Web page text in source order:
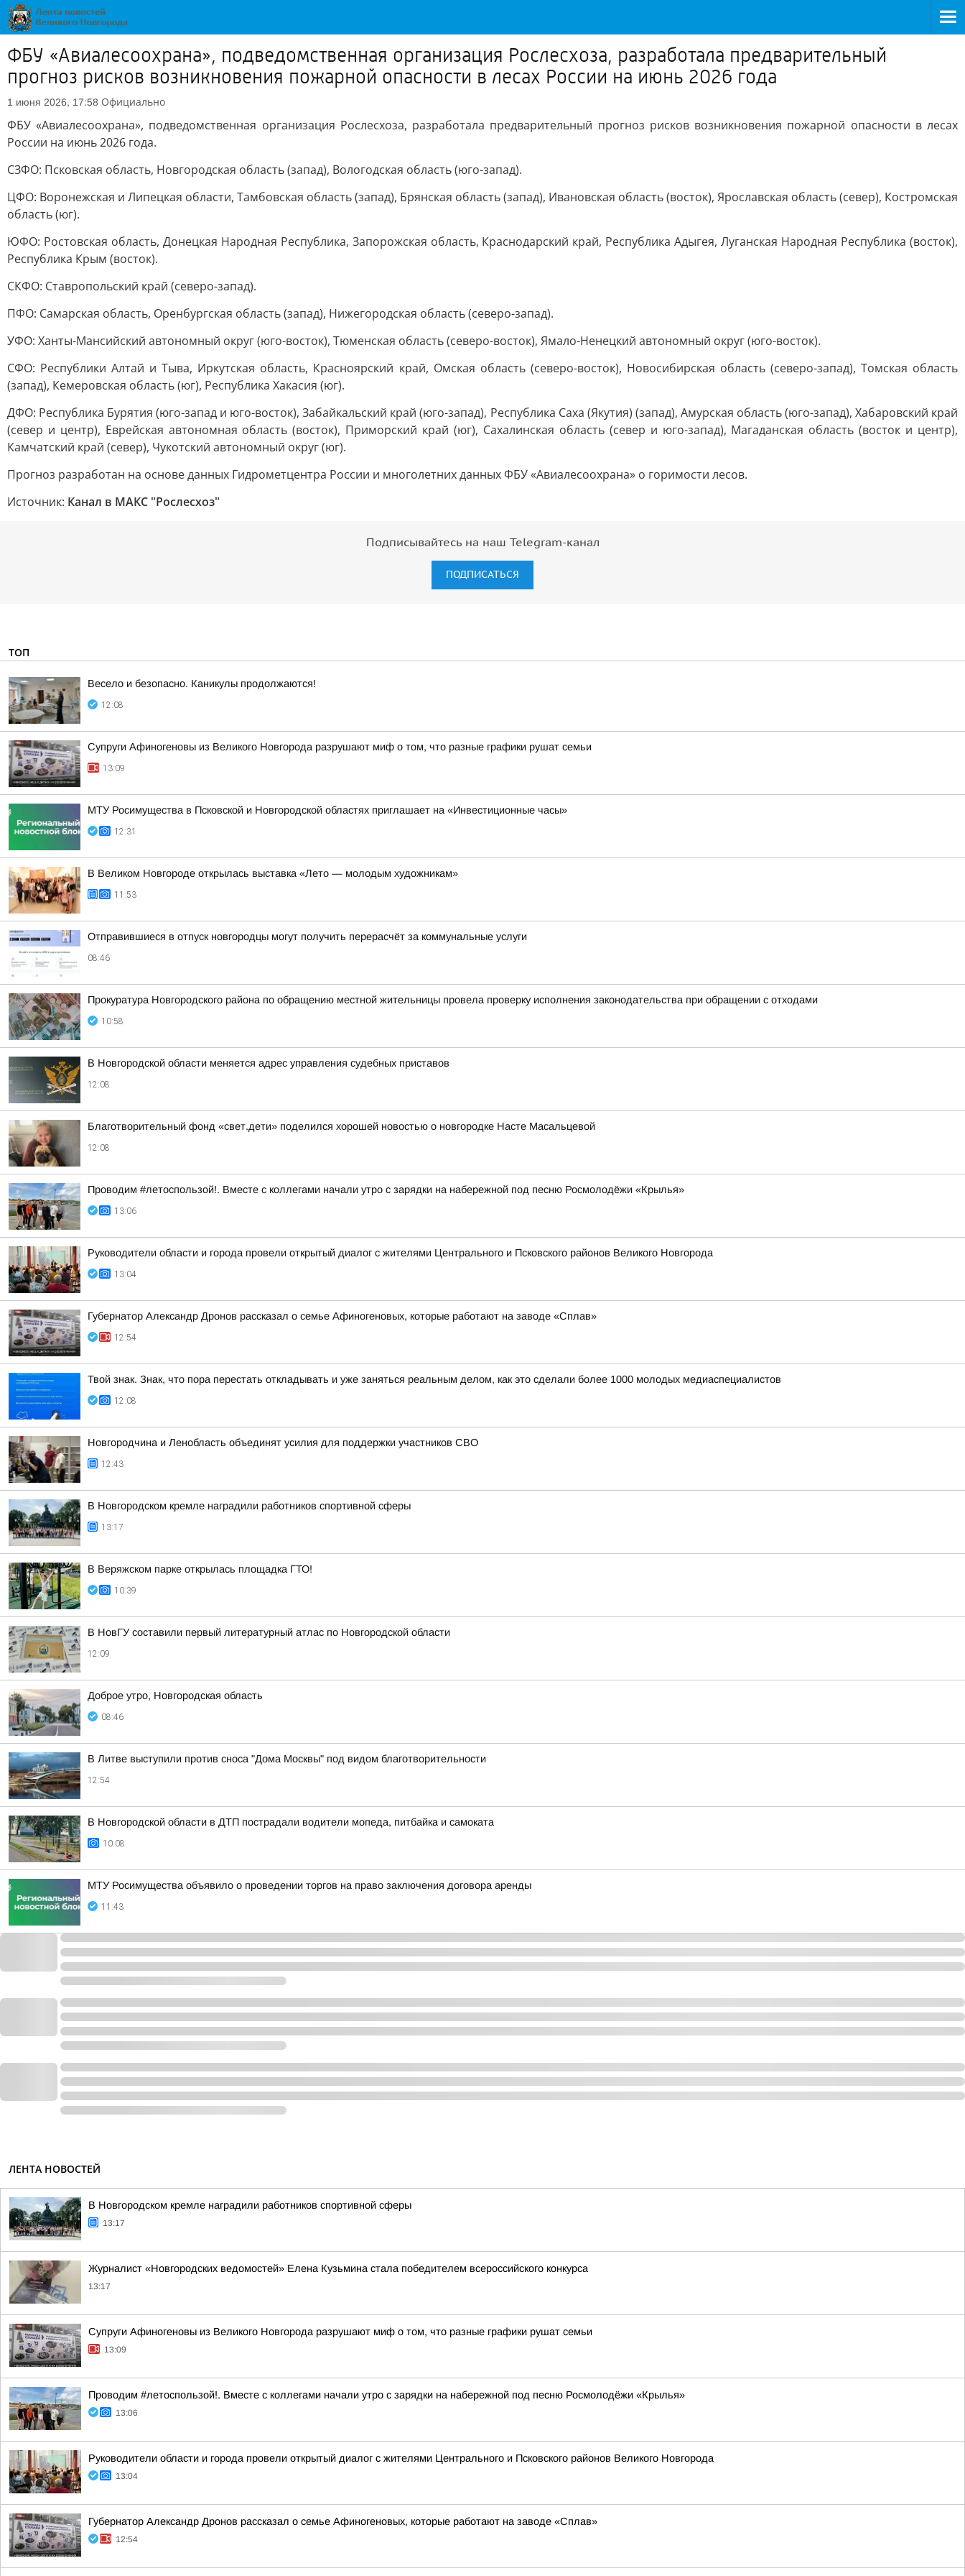
ФБУ «Авиалесоохрана», подведомственная организация Рослесхоза, разработала предварительный
прогноз рисков возникновения пожарной опасности в лесах России на июнь 2026 года
1 июня 2026, 17:58 Официально
ФБУ «Авиалесоохрана», подведомственная организация Рослесхоза, разработала предварительный прогноз рисков возникновения пожарной опасности в лесах
России на июнь 2026 года.
СЗФО: Псковская область, Новгородская область (запад), Вологодская область (юго-запад).
ЦФО: Воронежская и Липецкая области, Тамбовская область (запад), Брянская область (запад), Ивановская область (восток), Ярославская область (север), Костромская
область (юг).
ЮФО: Ростовская область, Донецкая Народная Республика, Запорожская область, Краснодарский край, Республика Адыгея, Луганская Народная Республика (восток),
Республика Крым (восток).
СКФО: Ставропольский край (северо-запад).
ПФО: Самарская область, Оренбургская область (запад), Нижегородская область (северо-запад).
УФО: Ханты-Мансийский автономный округ (юго-восток), Тюменская область (северо-восток), Ямало-Ненецкий автономный округ (юго-восток).
СФО: Республики Алтай и Тыва, Иркутская область, Красноярский край, Омская область (северо-восток), Новосибирская область (северо-запад), Томская область
(запад), Кемеровская область (юг), Республика Хакасия (юг).
ДФО: Республика Бурятия (юго-запад и юго-восток), Забайкальский край (юго-запад), Республика Саха (Якутия) (запад), Амурская область (юго-запад), Хабаровский край
(север и центр), Еврейская автономная область (восток), Приморский край (юг), Сахалинская область (север и юго-запад), Магаданская область (восток и центр),
Камчатский край (север), Чукотский автономный округ (юг).
Прогноз разработан на основе данных Гидрометцентра России и многолетних данных ФБУ «Авиалесоохрана» о горимости лесов.
Источник: Канал в МАКС "Рослесхоз"
Подписывайтесь на наш Telegram-канал
ПОДПИСАТЬСЯ
ТОП
Весело и безопасно. Каникулы продолжаются!
12:08
Супруги Афиногеновы из Великого Новгорода разрушают миф о том, что разные графики рушат семьи
13:09
МТУ Росимущества в Псковской и Новгородской областях приглашает на «Инвестиционные часы»
12:31
В Великом Новгороде открылась выставка «Лето — молодым художникам»
11:53
Отправившиеся в отпуск новгородцы могут получить перерасчёт за коммунальные услуги
08:46
Прокуратура Новгородского района по обращению местной жительницы провела проверку исполнения законодательства при обращении с отходами
10:58
В Новгородской области меняется адрес управления судебных приставов
12:08
Благотворительный фонд «свет.дети» поделился хорошей новостью о новгородке Насте Масальцевой
12:08
Проводим #летоспользой!. Вместе с коллегами начали утро с зарядки на набережной под песню Росмолодёжи «Крылья»
13:06
Руководители области и города провели открытый диалог с жителями Центрального и Псковского районов Великого Новгорода
13:04
Губернатор Александр Дронов рассказал о семье Афиногеновых, которые работают на заводе «Сплав»
12:54
Твой знак. Знак, что пора перестать откладывать и уже заняться реальным делом, как это сделали более 1000 молодых медиаспециалистов
12:08
Новгородчина и Ленобласть объединят усилия для поддержки участников СВО
12:43
В Новгородском кремле наградили работников спортивной сферы
13:17
В Веряжском парке открылась площадка ГТО!
10:39
В НовГУ составили первый литературный атлас по Новгородской области
12:09
Доброе утро, Новгородская область
08:46
В Литве выступили против сноса "Дома Москвы" под видом благотворительности
12:54
В Новгородской области в ДТП пострадали водители мопеда, питбайка и самоката
10:08
МТУ Росимущества объявило о проведении торгов на право заключения договора аренды
11:43
ЛЕНТА НОВОСТЕЙ
В Новгородском кремле наградили работников спортивной сферы
13:17
Журналист «Новгородских ведомостей» Елена Кузьмина стала победителем всероссийского конкурса
13:17
Супруги Афиногеновы из Великого Новгорода разрушают миф о том, что разные графики рушат семьи
13:09
Проводим #летоспользой!. Вместе с коллегами начали утро с зарядки на набережной под песню Росмолодёжи «Крылья»
13:06
Руководители области и города провели открытый диалог с жителями Центрального и Псковского районов Великого Новгорода
13:04
Губернатор Александр Дронов рассказал о семье Афиногеновых, которые работают на заводе «Сплав»
12:54